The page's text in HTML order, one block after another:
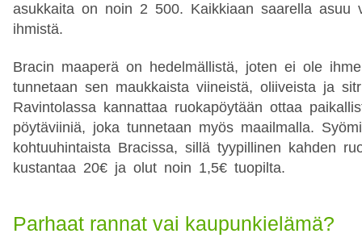
asukkaita on noin 2 500. Kaikkiaan saarella asuu
ihmistä.
Bracin maaperä on hedelmällistä, joten ei ole
tunnetaan sen maukkaista viineistä, oliiveista ja
Ravintolassa kannattaa ruokapöytään ottaa
pöytäviiniä, joka tunnetaan myös maailmalla.
kohtuuhintaista Bracissa, sillä tyypillinen kahden
kustantaa 20€ ja olut noin 1,5€ tuopilta.
Parhaat rannat vai kaupunkielämä?